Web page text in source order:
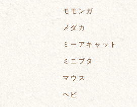
モモンガ
メダカ
ミーアキャット
ミニブタ
マウス
ヘビ